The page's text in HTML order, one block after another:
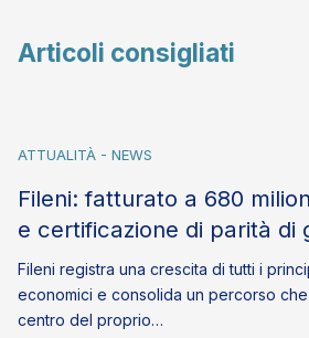
Articoli consigliati
ATTUALITÀ - NEWS
Fileni: fatturato a 680
e certificazione di parità di
Fileni registra una crescita di tutti i
economici e consolida un percorso
centro del proprio…